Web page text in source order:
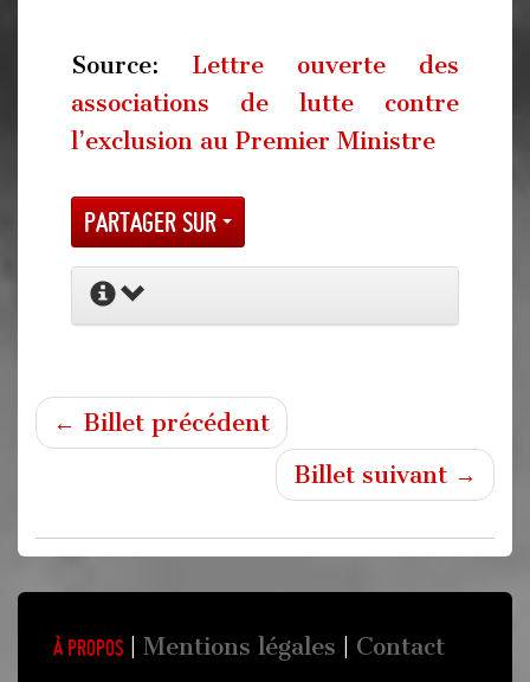
Source: Lettre ouverte des
associations de lutte contre
l’exclusion au Premier Ministre
Partager sur
← Billet précédent
Billet suivant →
À propos Mentions légales Contact